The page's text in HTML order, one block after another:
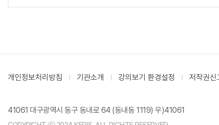
개인정보처리방침 기관소개 강의보기 환경설정 저작권신
41061 대구광역시 동구 동내로 64 (동내동 1119) 우)41061